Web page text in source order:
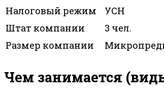
Налоговый режим
УСН
Штат компании
3 чел.
Размер компании
Чем занимается